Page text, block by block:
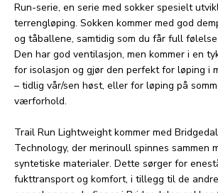
Run-serie, en serie med sokker spesielt
terrengløping. Sokken kommer med god
og tåballene, samtidig som du får full
Den har god ventilasjon, men kommer i en
for isolasjon og gjør den perfekt for løping i
– tidlig vår/sen høst, eller for løping på
værforhold.
Trail Run Lightweight kommer med
Technology, der merinoull spinnes sammen
syntetiske materialer. Dette sørger for
fukttransport og komfort, i tillegg til de